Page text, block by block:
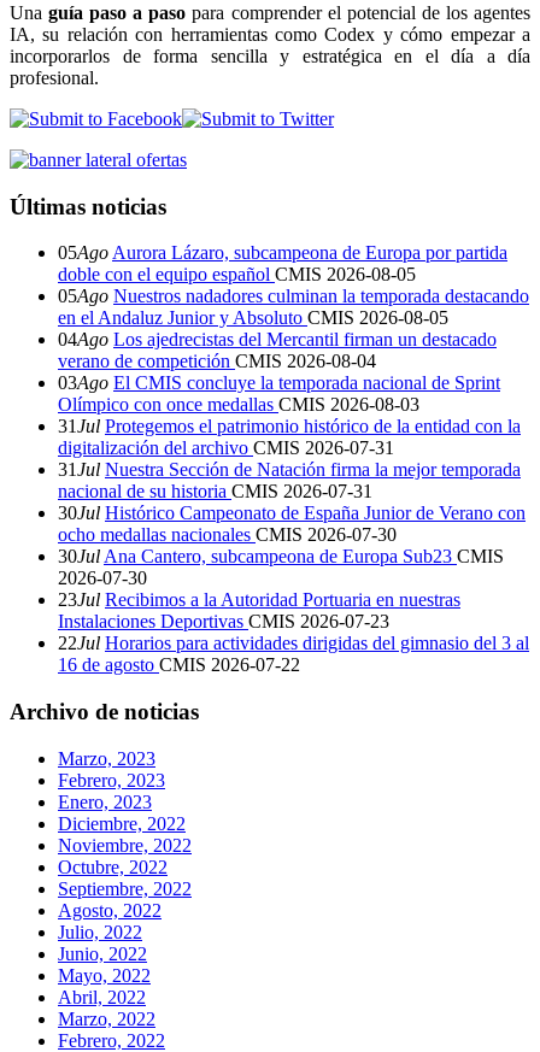
Unaguía paso a paso para comprender el potencial de los agentes
IA, su relación con herramientas como Codex y cómo empezar a
incorporarlos de forma sencilla y estratégica en el día a día
profesional.
Últimas noticias
05Ago Aurora Lázaro, subcampeona de Europa por partida
doble con el equipo español CMIS 2026-08-05
05Ago Nuestros nadadores culminan la temporada destacando
en el Andaluz Junior y Absoluto CMIS 2026-08-05
04Ago Los ajedrecistas del Mercantil firman un destacado
verano de competición CMIS 2026-08-04
03Ago El CMIS concluye la temporada nacional de Sprint
Olímpico con once medallas CMIS 2026-08-03
31Jul Protegemos el patrimonio histórico de la entidad con la
digitalización del archivo CMIS 2026-07-31
31Jul Nuestra Sección de Natación firma la mejor temporada
nacional de su historia CMIS 2026-07-31
30Jul Histórico Campeonato de España Junior de Verano con
ocho medallas nacionales CMIS 2026-07-30
30Jul Ana Cantero, subcampeona de Europa Sub23 CMIS
2026-07-30
23Jul Recibimos a la Autoridad Portuaria en nuestras
Instalaciones Deportivas CMIS 2026-07-23
22Jul Horarios para actividades dirigidas del gimnasio del 3 al
16 de agosto CMIS 2026-07-22
Archivo de noticias
Marzo, 2023
Febrero, 2023
Enero, 2023
Diciembre, 2022
Noviembre, 2022
Octubre, 2022
Septiembre, 2022
Agosto, 2022
Julio, 2022
Junio, 2022
Mayo, 2022
Abril, 2022
Marzo, 2022
Febrero, 2022